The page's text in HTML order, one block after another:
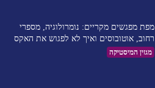
מפת מפגשים מקריים: נומרולוגיה, מספרי
רחוב, אוטובוסים ואיך לא לפגוש את האקס
מגזין המיסטיקה